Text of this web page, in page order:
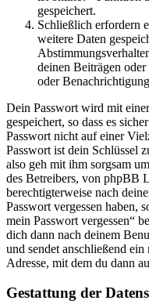
gespeichert.
Schließlich erfordern
weitere Daten
deinen Beiträgen
oder
Dein Passwort wird mit
gespeichert, so dass es
Passwort nicht auf einer
Passwort ist dein Schlüssel
also geh mit ihm sorgsam
des Betreibers, von phpBB
berechtigterweise nach
Passwort vergessen haben,
mein Passwort vergessen“
dich dann nach deinem
und sendet anschließend ein
Adresse, mit dem du dann
Gestattung der